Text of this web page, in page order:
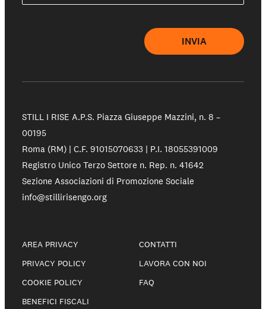
INVIA
STILL I RISE A.P.S. Piazza Giuseppe Mazzini, n. 8 –
00195
Roma (RM) | C.F. 91015070633 | P.I. 18055391009
Registro Unico Terzo Settore n. Rep. n. 41642
Sezione Associazioni di Promozione Sociale
info@stillirisengo.org
AREA PRIVACY
PRIVACY POLICY
COOKIE POLICY
BENEFICI FISCALI
CONTATTI
LAVORA CON NOI
FAQ